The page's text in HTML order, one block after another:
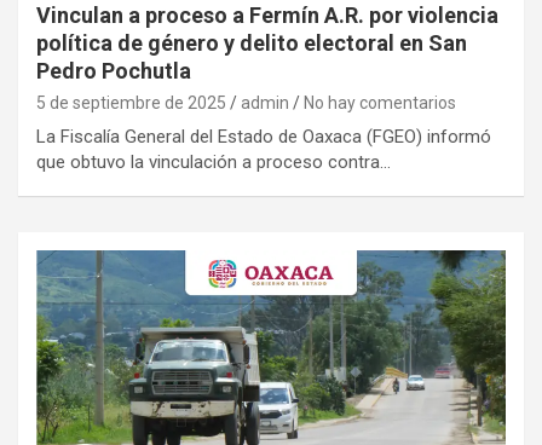
Vinculan a proceso a Fermín A.R. por violencia
política de género y delito electoral en San
Pedro Pochutla
5 de septiembre de 2025 admin No hay comentarios
La Fiscalía General del Estado de Oaxaca (FGEO) informó
que obtuvo la vinculación a proceso contra…